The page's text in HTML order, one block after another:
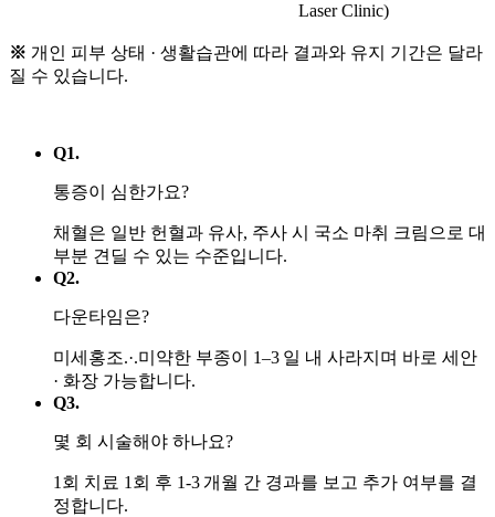
Laser Clinic)
※ 개인 피부 상태 · 생활습관에 따라 결과와 유지 기간은 달라
질 수 있습니다.
Q1.
통증이 심한가요?
채혈은 일반 헌혈과 유사, 주사 시 국소 마취 크림으로 대
부분 견딜 수 있는 수준입니다.
Q2.
다운타임은?
미세홍조.·.미약한 부종이 1–3 일 내 사라지며 바로 세안
· 화장 가능합니다.
Q3.
몇 회 시술해야 하나요?
1회 치료 1회 후 1-3 개월 간 경과를 보고 추가 여부를 결
정합니다.